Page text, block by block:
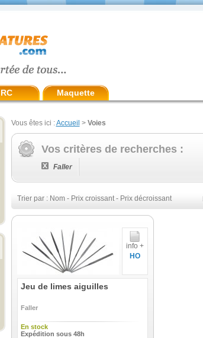
RC Maquette
Vous êtes ici :Accueil > Voies
Vos critères de recherches :
Faller
Trier par : Nom- Prix croissant- Prix décroissant
info +
HO
Jeu de limes aiguilles
Faller
En stock
Expédition sous 48h